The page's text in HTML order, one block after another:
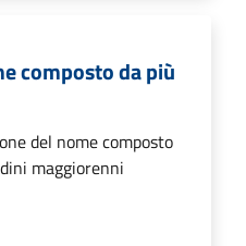
composto da più
del nome composto
maggiorenni